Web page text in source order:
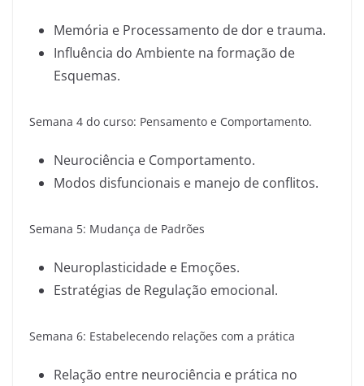
Memória e Processamento de dor e trauma.
Influência do Ambiente na formação de
Esquemas.
Semana 4 do curso: Pensamento e Comportamento.
Neurociência e Comportamento.
Modos disfuncionais e manejo de conflitos.
Semana 5: Mudança de Padrões
Neuroplasticidade e Emoções.
Estratégias de Regulação emocional.
Semana 6: Estabelecendo relações com a prática
Relação entre neurociência e prática no